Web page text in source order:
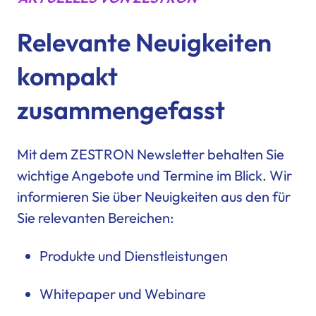
Relevante Neuigkeiten
kompakt
zusammengefasst
Mit dem ZESTRON Newsletter behalten Sie
wichtige Angebote und Termine im Blick. Wir
informieren Sie über Neuigkeiten aus den für
Sie relevanten Bereichen:
Produkte und Dienstleistungen
Whitepaper und Webinare